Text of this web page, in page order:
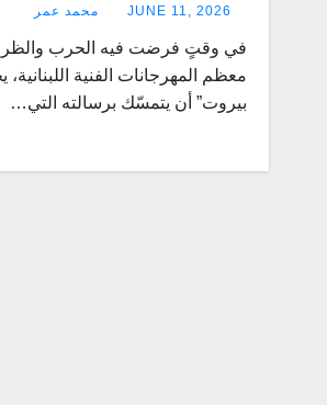
JUNE 11, 2026 محمد عمر
في وقتٍ فرضت فيه الحرب
معظم المهرجانات الفنية اللبنانية،
بيروت” أن يتمسّك برسالته التي…